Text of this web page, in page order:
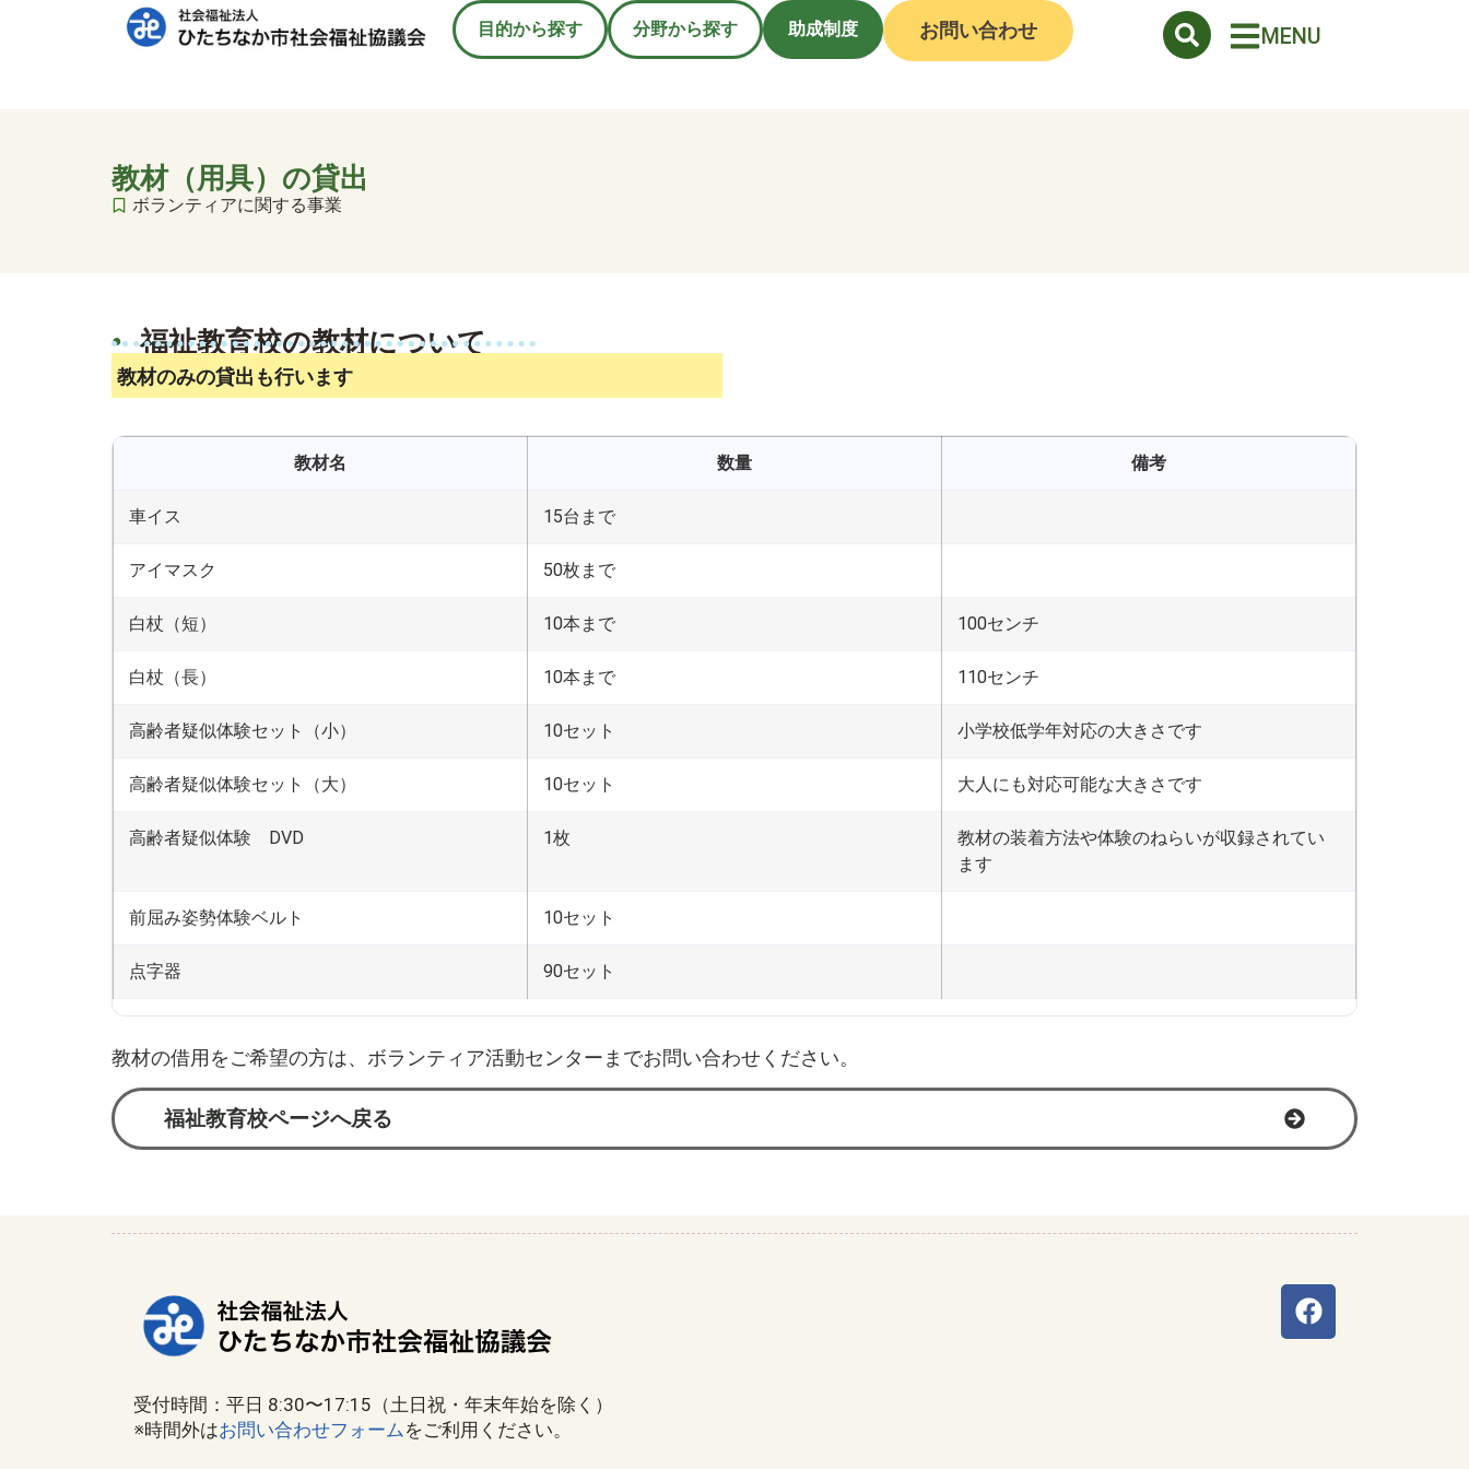
目的から探す 分野から探す 助成制度 お問い合わせ MENU
教材（用具）の貸出
ボランティアに関する事業
福祉教育校の教材について
教材のみの貸出も行います
教材名 数量 備考
車イス 15台まで
アイマスク 50枚まで
白杖（短） 10本まで 100センチ
白杖（長） 10本まで 110センチ
高齢者疑似体験セット（小） 10セット 小学校低学年対応の大きさです
高齢者疑似体験セット（大） 10セット 大人にも対応可能な大きさです
高齢者疑似体験 DVD 1枚
教材の装着方法や体験のねらいが収録されてい
ます
前屈み姿勢体験ベルト 10セット
点字器 90セット
教材の借用をご希望の方は、ボランティア活動センターまでお問い合わせください。
福祉教育校ページへ戻る
受付時間：平日 8:30〜17:15（土日祝・年末年始を除く）
※時間外はお問い合わせフォーム をご利用ください。